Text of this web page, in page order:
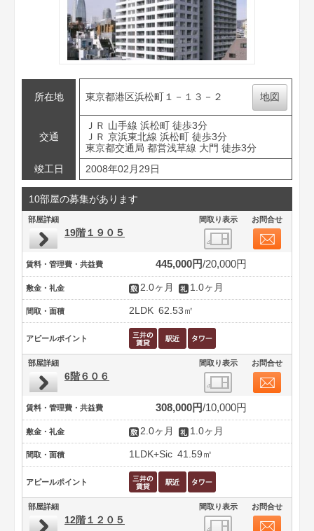
所在地 東京都港区浜松町１－１３－２ 地図
交通
ＪＲ 山手線 浜松町 徒歩3分
ＪＲ 京浜東北線 浜松町 徒歩3分
東京都交通局 都営浅草線 大門 徒歩3分
竣工日
2008年02月29日
10部屋の募集があります
部屋詳細 間取り表示 お問合せ
19階１９０５
賃料・管理費・共益費 445,000円 20,000円
敷金・礼金 2.0ヶ月 1.0ヶ月
間取・面積 2LDK 62.53㎡
アピールポイント
部屋詳細 間取り表示 お問合せ
6階６０６
賃料・管理費・共益費 308,000円 10,000円
敷金・礼金 2.0ヶ月 1.0ヶ月
間取・面積 1LDK+Sic 41.59㎡
アピールポイント
部屋詳細 間取り表示 お問合せ
12階１２０５